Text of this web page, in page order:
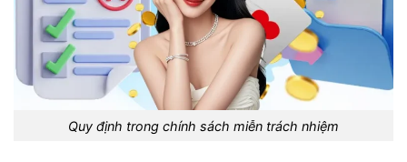
Quy định trong chính sách miễn trách nhiệm